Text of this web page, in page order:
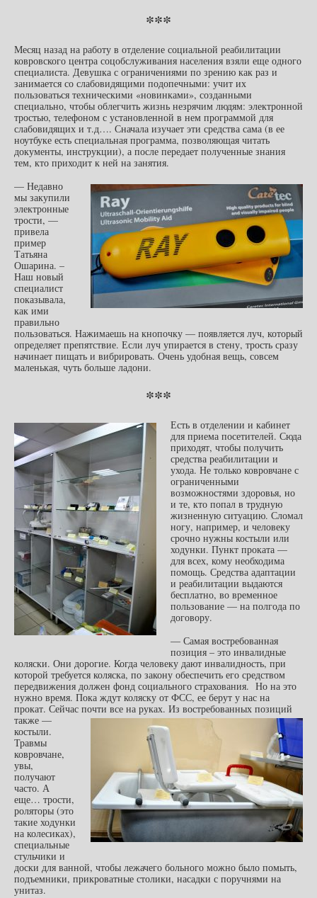
***
Месяц назад на работу в отделение социальной реабилитации
ковровского центра соцобслуживания населения взяли еще одного
специалиста. Девушка с ограничениями по зрению как раз и
занимается со слабовидящими подопечными: учит их
пользоваться техническими «новинками», созданными
специально, чтобы облегчить жизнь незрячим людям: электронной
тростью, телефоном с установленной в нем программой для
слабовидящих и т.д…. Сначала изучает эти средства сама (в ее
ноутбуке есть специальная программа, позволяющая читать
документы, инструкции), а после передает полученные знания
тем, кто приходит к ней на занятия.
— Недавно
мы закупили
электронные
трости, —
привела
пример
Татьяна
Ошарина. –
Наш новый
специалист
показывала,
как ими
правильно
пользоваться. Нажимаешь на кнопочку — появляется луч, который
определяет препятствие. Если луч упирается в стену, трость сразу
начинает пищать и вибрировать. Очень удобная вещь, совсем
маленькая, чуть больше ладони.
***
Есть в отделении и кабинет
для приема посетителей. Сюда
приходят, чтобы получить
средства реабилитации и
ухода. Не только ковровчане с
ограниченными
возможностями здоровья, но
и те, кто попал в трудную
жизненную ситуацию. Сломал
ногу, например, и человеку
срочно нужны костыли или
ходунки. Пункт проката —
для всех, кому необходима
помощь. Средства адаптации
и реабилитации выдаются
бесплатно, во временное
пользование — на полгода по
договору.
— Самая востребованная
позиция – это инвалидные
коляски. Они дорогие. Когда человеку дают инвалидность, при
которой требуется коляска, по закону обеспечить его средством
передвижения должен фонд социального страхования. Но на это
нужно время. Пока ждут коляску от ФСС, ее берут у нас на
прокат. Сейчас почти все на руках. Из востребованных позиций
также —
костыли.
Травмы
ковровчане,
увы,
получают
часто. А
еще… трости,
роляторы (это
такие ходунки
на колесиках),
специальные
стульчики и
доски для ванной, чтобы лежачего больного можно было помыть,
подъемники, прикроватные столики, насадки с поручнями на
унитаз.